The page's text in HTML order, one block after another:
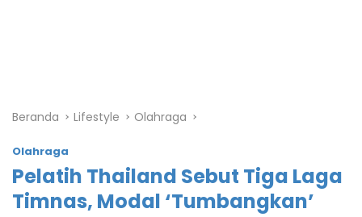
Beranda Lifestyle Olahraga
Olahraga
Pelatih Thailand Sebut Tiga Laga
Timnas, Modal ‘Tumbangkan’